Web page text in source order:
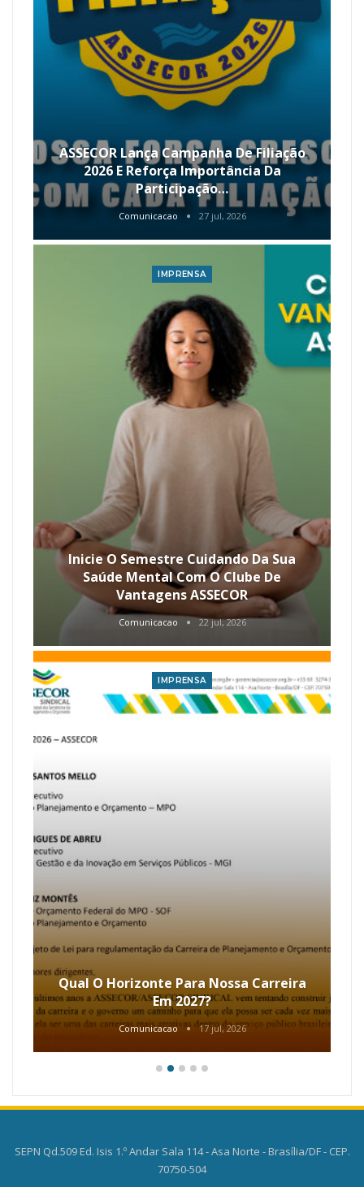
ASSECOR Lança Campanha De Filiação
2026 E Reforça Importância Da
Participação…
Comunicacao 27 jul, 2026
IMPRENSA
Inicie O Semestre Cuidando Da Sua
Saúde Mental Com O Clube De
Vantagens ASSECOR
Comunicacao 22 jul, 2026
IMPRENSA
Qual O Horizonte Para Nossa Carreira
Em 2027?
Comunicacao 17 jul, 2026
SEPN Qd.509 Ed. Isis 1.º Andar Sala 114 - Asa Norte - Brasília/DF - CEP.
70750-504